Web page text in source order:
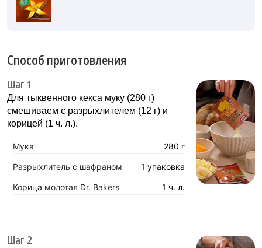
Способ приготовления
Шаг 1
Для тыквенного кекса муку (280 г)
смешиваем с разрыхлителем (12 г) и
корицей (1 ч. л.).
Мука 280 г
Разрыхлитель с шафраном 1 упаковка
Корица молотая Dr. Bakers 1 ч. л.
Шаг 2